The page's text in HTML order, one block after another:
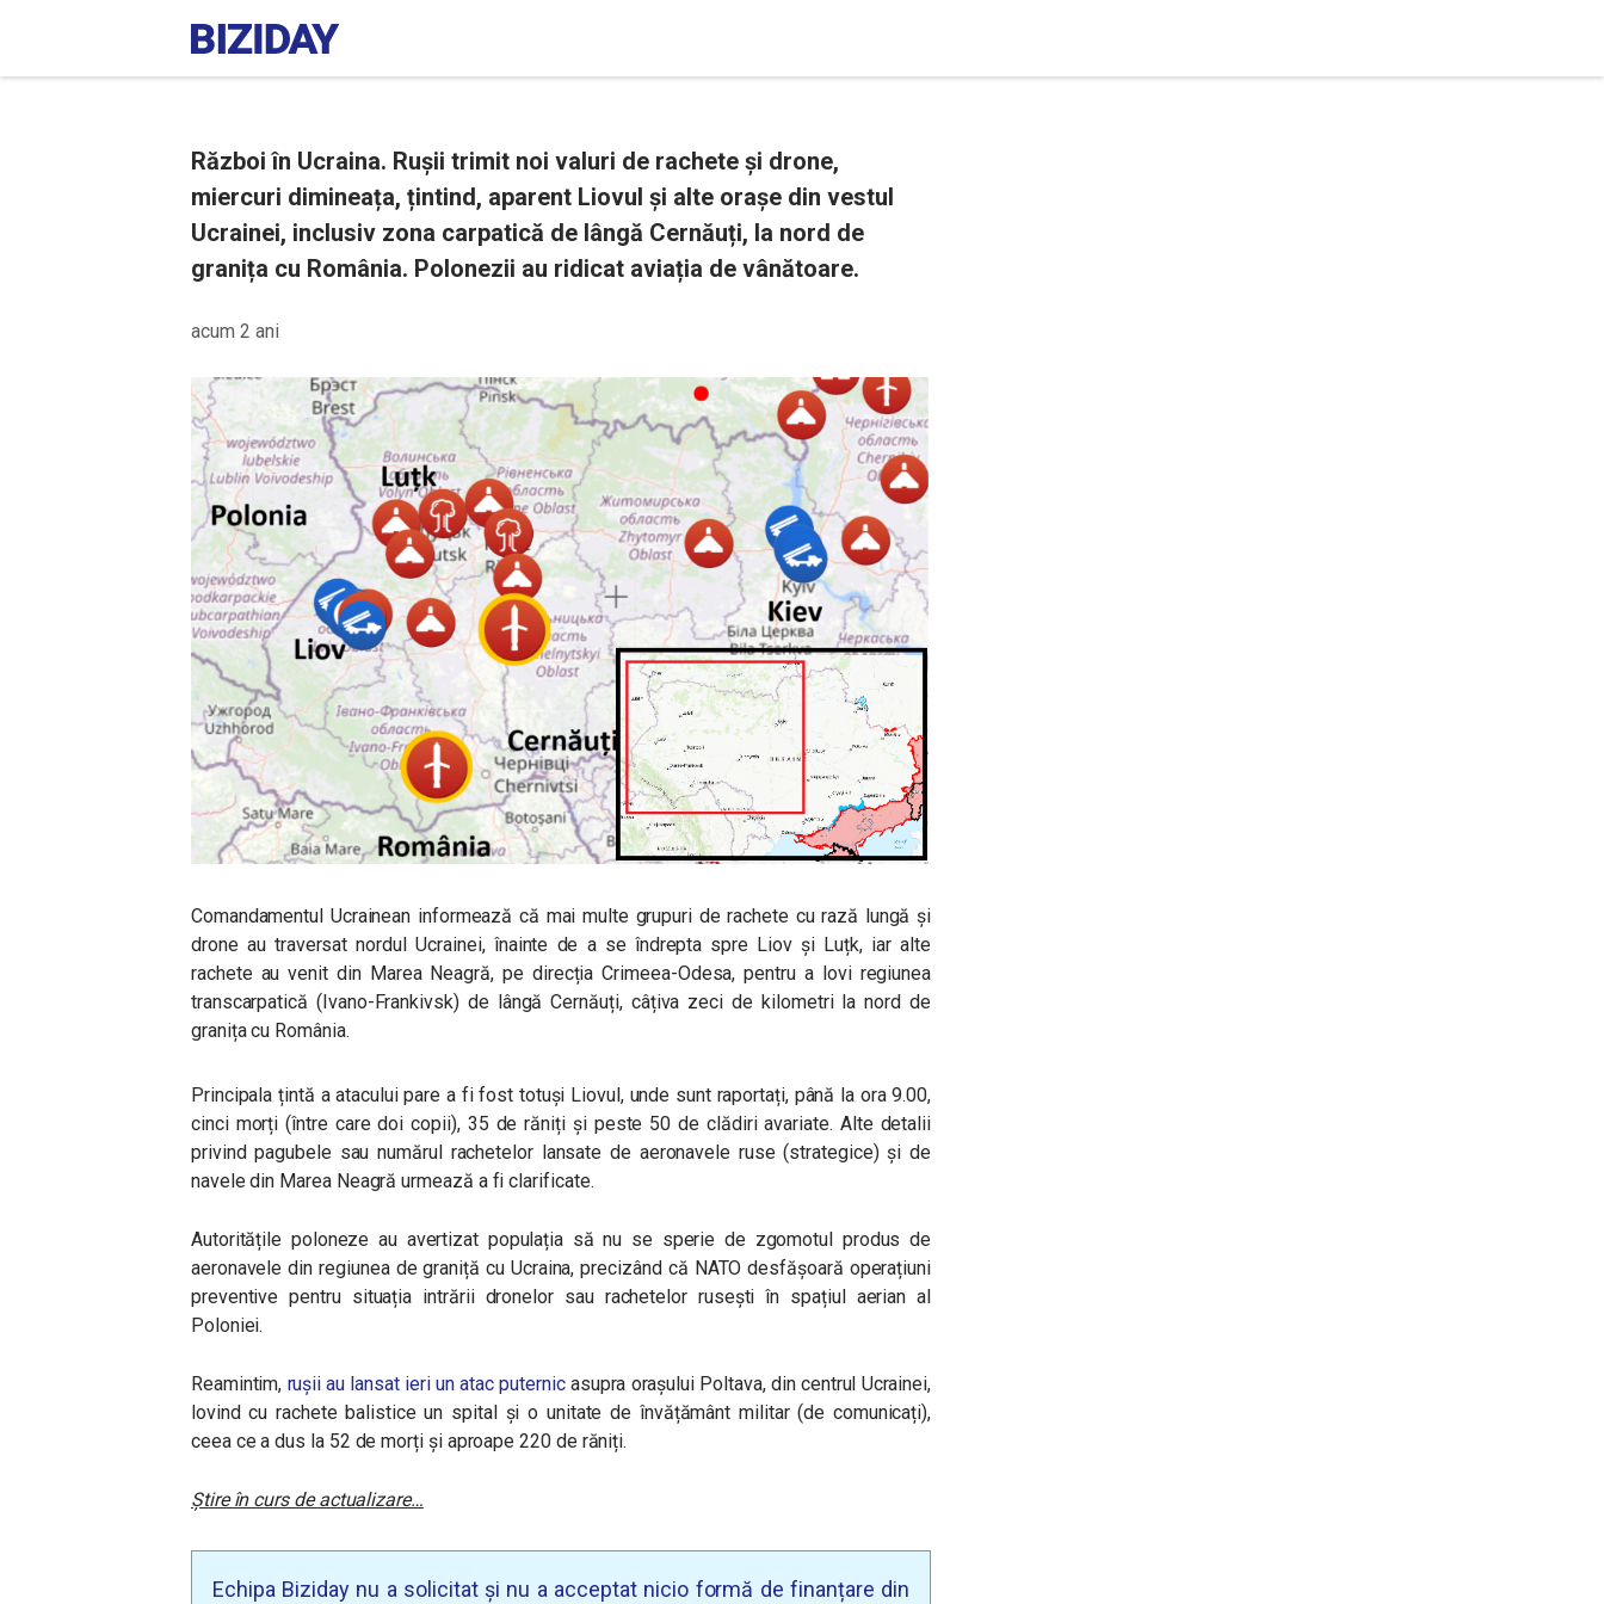
Război în Ucraina. Rușii trimit noi valuri de rachete și drone,
miercuri dimineața, țintind, aparent Liovul și alte orașe din vestul
Ucrainei, inclusiv zona carpatică de lângă Cernăuți, la nord de
granița cu România. Polonezii au ridicat aviația de vânătoare.
acum 2 ani
Comandamentul Ucrainean informează că mai multe grupuri de rachete cu rază lungă și
drone au traversat nordul Ucrainei, înainte de a se îndrepta spre Liov și Luțk, iar alte
rachete au venit din Marea Neagră, pe direcția Crimeea-Odesa, pentru a lovi regiunea
transcarpatică (Ivano-Frankivsk) de lângă Cernăuți, câțiva zeci de kilometri la nord de
granița cu România.
Principala țintă a atacului pare a fi fost totuși Liovul, unde sunt raportați, până la ora 9.00,
cinci morți (între care doi copii), 35 de răniți și peste 50 de clădiri avariate. Alte detalii
privind pagubele sau numărul rachetelor lansate de aeronavele ruse (strategice) și de
navele din Marea Neagră urmează a fi clarificate.
Autoritățile poloneze au avertizat populația să nu se sperie de zgomotul produs de
aeronavele din regiunea de graniță cu Ucraina, precizând că NATO desfășoară operațiuni
preventive pentru situația intrării dronelor sau rachetelor rusești în spațiul aerian al
Poloniei.
Reamintim, rușii au lansat ieri un atac puternicasupra orașului Poltava, din centrul Ucrainei,
lovind cu rachete balistice un spital și o unitate de învățământ militar (de comunicați),
ceea ce a dus la 52 de morți și aproape 220 de răniți.
Știre în curs de actualizare…
Echipa Biziday nu a solicitat și nu a acceptat nicio formă de finanțare din